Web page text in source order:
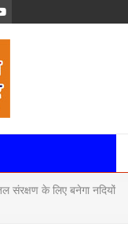
संरक्षण के लिए बनेगा नदियों